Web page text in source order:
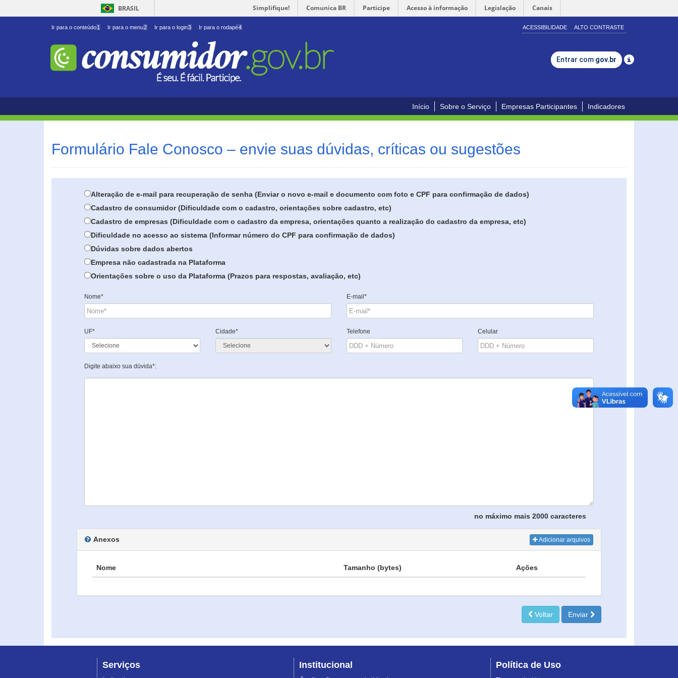
BRASIL Simplifique! Comunica BR Participe Acesso à informação Legislação Canais
Ir para o conteúdo1 Ir para o menu2 Ir para o login3 Ir para o rodapé4 ACESSIBILIDADE ALTO CONTRASTE
Entrar com gov.br
Início Sobre o Serviço Empresas Participantes Indicadores
Formulário Fale Conosco – envie suas dúvidas, críticas ou sugestões
Alteração de e-mail para recuperação de senha (Enviar o novo e-mail e documento com foto e CPF para confirmação de dados)
Cadastro de consumidor (Dificuldade com o cadastro, orientações sobre cadastro, etc)
Cadastro de empresas (Dificuldade com o cadastro da empresa, orientações quanto a realização do cadastro da empresa, etc)
Dificuldade no acesso ao sistema (Informar número do CPF para confirmação de dados)
Dúvidas sobre dados abertos
Empresa não cadastrada na Plataforma
Orientações sobre o uso da Plataforma (Prazos para respostas, avaliação, etc)
Nome* E-mail*
UF* Cidade* Telefone Celular
Digite abaixo sua dúvida*:
no máximo mais 2000 caracteres
Anexos Adicionar arquivos
Nome Tamanho (bytes) Ações
Voltar Enviar
Serviços Institucional Política de Uso